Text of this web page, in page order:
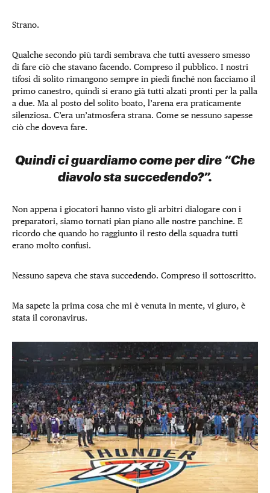
Strano.
Qualche secondo più tardi sembrava che tutti avessero smesso
di fare ciò che stavano facendo. Compreso il pubblico. I nostri
tifosi di solito rimangono sempre in piedi finché non facciamo il
primo canestro, quindi si erano già tutti alzati pronti per la palla
a due. Ma al posto del solito boato, l’arena era praticamente
silenziosa. C’era un’atmosfera strana. Come se nessuno sapesse
ciò che doveva fare.
Quindi ci guardiamo come per dire “Che
diavolo sta succedendo?”.
Non appena i giocatori hanno visto gli arbitri dialogare con i
preparatori, siamo tornati pian piano alle nostre panchine. E
ricordo che quando ho raggiunto il resto della squadra tutti
erano molto confusi.
Nessuno sapeva che stava succedendo. Compreso il sottoscritto.
Ma sapete la prima cosa che mi è venuta in mente, vi giuro, è
stata il coronavirus.